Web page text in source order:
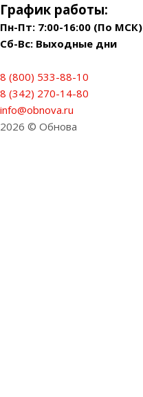
График работы:
Пн-Пт: 7:00-16:00 (По МСК)
Сб-Вс: Выходные дни
8 (800) 533-88-10
8 (342) 270-14-80
info@obnova.ru
2026 © Обнова